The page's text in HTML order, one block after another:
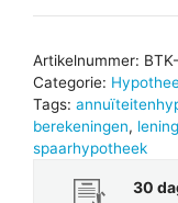
Artikelnummer:
Categorie:
Tags:
berekeningen,
spaarhypotheek
30